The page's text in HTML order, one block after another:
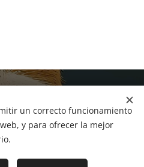
un correcto funcionamiento
y para ofrecer la mejor